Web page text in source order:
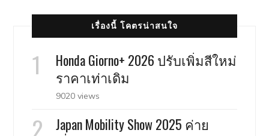
เรื่องนี้ โคตรน่าสนใจ
Honda Giorno+ 2026 ปรับเพิ่มสีใหม่
ราคาเท่าเดิม
9020 views
Japan Mobility Show 2025 ค่าย